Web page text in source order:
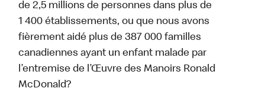
de 2,5 millions de personnes dans plus de
1 400 établissements, ou que nous avons
fièrement aidé plus de 387 000 familles
canadiennes ayant un enfant malade par
l’entremise de l’Œuvre des Manoirs Ronald
McDonald?